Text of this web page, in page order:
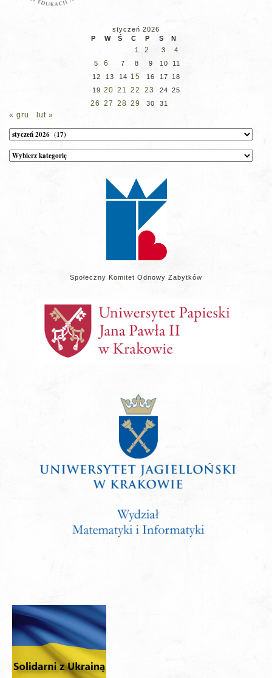
styczeń 2026
P
W Ś C P S
N
1
2 3
4
5
6 7 8 9 10
11
12
13 14 15 16 17
18
19 20 21 22 23 24 25
26 27 28 29 30 31
« gru lut »
Archiwum
Kategorie
wpisów
Społeczny Komitet Odnowy Zabytków